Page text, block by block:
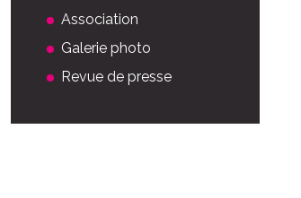
Association
Galerie photo
Revue de presse